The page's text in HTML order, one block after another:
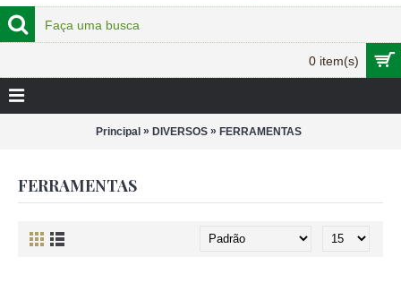
0 item(s)
Principal» DIVERSOS» FERRAMENTAS
FERRAMENTAS